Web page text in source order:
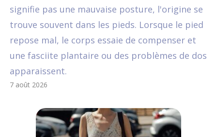
signifie pas une mauvaise posture, l'origine se
trouve souvent dans les pieds. Lorsque le pied
repose mal, le corps essaie de compenser et
une fasciite plantaire ou des problèmes de dos
apparaissent.
7 août 2026